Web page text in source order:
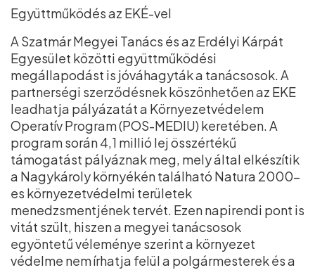
Együttműködés az EKÉ-vel
A Szatmár Megyei Tanács és az Erdélyi Kárpát
Egyesület közötti együttműködési
megállapodást is jóváhagyták a tanácsosok. A
partnerségi szerződésnek köszönhetően az EKE
leadhatja pályázatát a Környezetvédelem
Operatív Program (POS-MEDIU) keretében. A
program során 4,1 millió lej összértékű
támogatást pályáznak meg, mely által elkészítik
a Nagykároly környékén található Natura 2000-
es környezetvédelmi területek
menedzsmentjének tervét. Ezen napirendi pont is
vitát szült, hiszen a megyei tanácsosok
egyöntetű véleménye szerint a környezet
védelme nem írhatja felül a polgármesterek és a